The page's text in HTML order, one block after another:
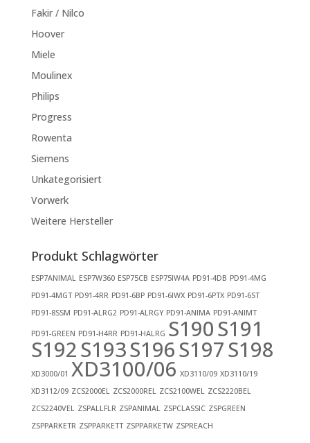
Fakir / Nilco
Hoover
Miele
Moulinex
Philips
Progress
Rowenta
Siemens
Unkategorisiert
Vorwerk
Weitere Hersteller
Produkt Schlagwörter
ESP7ANIMAL ESP7W360 ESP75CB ESP75IW4A PD91-4DB PD91-4MG
PD91-4MGT PD91-4RR PD91-6BP PD91-6IWX PD91-6PTX PD91-6ST
PD91-8SSM PD91-ALRG2 PD91-ALRGY PD91-ANIMA PD91-ANIMT
PD91-GREEN PD91-H4RR PD91-HALRG S190S191
S192S193S196S197S198
XD3000/01 XD3100/06 XD3110/09 XD3110/19
XD3112/09 ZCS2000EL ZCS2000REL ZCS2100WEL ZCS2220BEL
ZCS2240VEL ZSPALLFLR ZSPANIMAL ZSPCLASSIC ZSPGREEN
ZSPPARKETR ZSPPARKETT ZSPPARKETW ZSPREACH